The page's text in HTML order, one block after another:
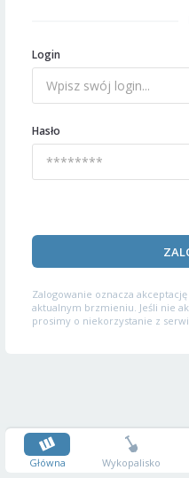
Login
Hasło
Zalogowanie oznacza akceptację
aktualnym brzmieniu. Jeśli nie
prosimy o niekorzystanie z
Główna Wykopalisko